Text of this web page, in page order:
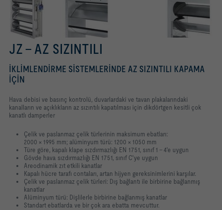
JZ – AZ SIZINTILI
İKLIMLENDIRME SISTEMLERINDE AZ SIZINTILI KAPAMA
IÇIN
Hava debisi ve basınç kontrolü, duvarlardaki ve tavan plakalarındaki
kanalların ve açıklıkların az sızıntılı kapatılması için dikdörtgen kesitli çok
kanatlı damperler
Çelik ve paslanmaz çelik türlerinin maksimum ebatları:
2000 × 1995 mm; alüminyum türü: 1200 × 1050 mm
Türe göre, kapalı klape sızdırmazlığı EN 1751, sınıf 1 – 4'e uygun
Gövde hava sızdırmazlığı EN 1751, sınıf C'ye uygun
Areodinamik zıt etkili kanatlar
Kapalı hücre tarafı contaları, artan hijyen gereksinimlerini karşılar.
Çelik ve paslanmaz çelik türleri: Dış bağlantı ile birbirine bağlanmış
kanatlar
Alüminyum türü: Dişlilerle birbirine bağlanmış kanatlar
Standart ebatlarda ve bir çok ara ebatta mevcuttur.